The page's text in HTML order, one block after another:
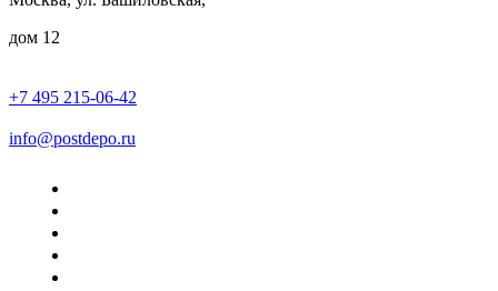
дом 12
+7 495 215-06-42
info@postdepo.ru